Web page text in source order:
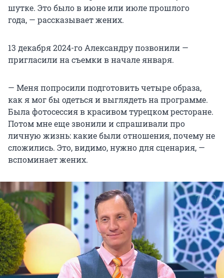
шутке. Это было в июне или июле прошлого
года, — рассказывает жених.
13 декабря 2024-го Александру позвонили —
пригласили на съемки в начале января.
— Меня попросили подготовить четыре образа,
как я мог бы одеться и выглядеть на программе.
Была фотосессия в красивом турецком ресторане.
Потом мне еще звонили и спрашивали про
личную жизнь: какие были отношения, почему не
сложились. Это, видимо, нужно для сценария, —
вспоминает жених.